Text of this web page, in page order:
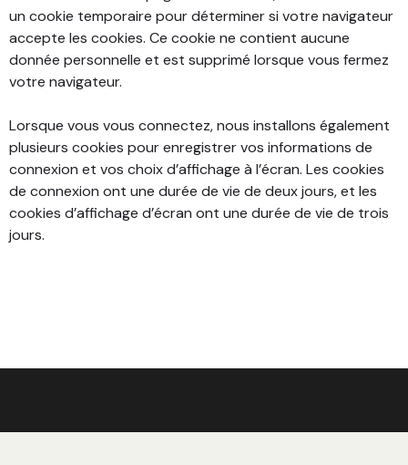
un cookie temporaire pour déterminer si votre navigateur
accepte les cookies. Ce cookie ne contient aucune
donnée personnelle et est supprimé lorsque vous fermez
votre navigateur.
Lorsque vous vous connectez, nous installons également
plusieurs cookies pour enregistrer vos informations de
connexion et vos choix d’affichage à l’écran. Les cookies
de connexion ont une durée de vie de deux jours, et les
cookies d’affichage d’écran ont une durée de vie de trois
jours.